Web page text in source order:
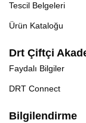
Tescil Belgeleri
Ürün Kataloğu
Drt Çiftçi
Faydalı Bilgiler
DRT Connect
Bilgilendirme